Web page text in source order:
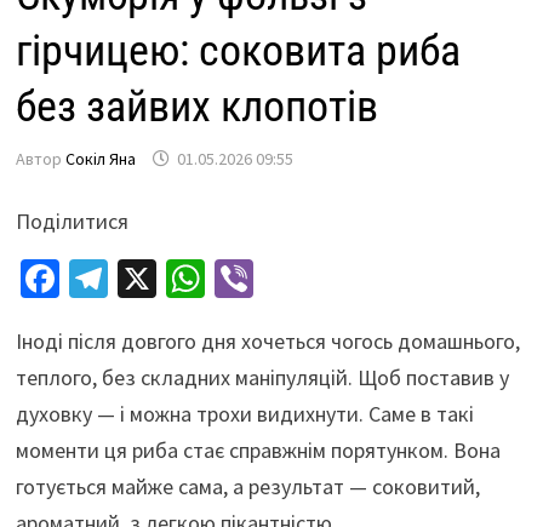
гірчицею: соковита риба
без зайвих клопотів
Автор Сокіл Яна 01.05.2026 09:55
Поділитися
Fa
b
o
o
k
Te
gr
a
m
X W
at
sA
p
p
Vi
er
Іноді після довгого дня хочеться чогось домашнього,
теплого, без складних маніпуляцій. Щоб поставив у
духовку — і можна трохи видихнути. Саме в такі
моменти ця риба стає справжнім порятунком. Вона
готується майже сама, а результат — соковитий,